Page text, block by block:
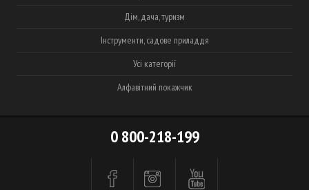
Дім, дача, туризм
Інструменти, садове приладдя
Усі категорії
Алфавітний покажчик
0 800-218-199